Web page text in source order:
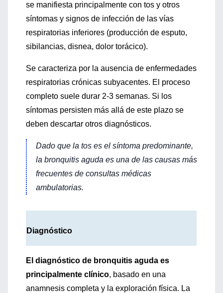
se manifiesta principalmente con tos y otros
síntomas y signos de infección de las vías
respiratorias inferiores (producción de esputo,
sibilancias, disnea, dolor torácico).
Se caracteriza por la ausencia de enfermedades
respiratorias crónicas subyacentes. El proceso
completo suele durar 2-3 semanas. Si los
síntomas persisten más allá de este plazo se
deben descartar otros diagnósticos.
Dado que la tos es el síntoma predominante,
la bronquitis aguda es una de las causas más
frecuentes de consultas médicas
ambulatorias.
Diagnóstico
El diagnóstico de bronquitis aguda es
principalmente clínico, basado en una
anamnesis completa y la exploración física. La